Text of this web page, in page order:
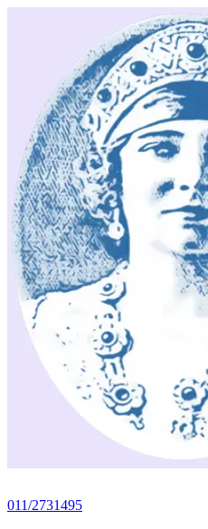
011/2731495